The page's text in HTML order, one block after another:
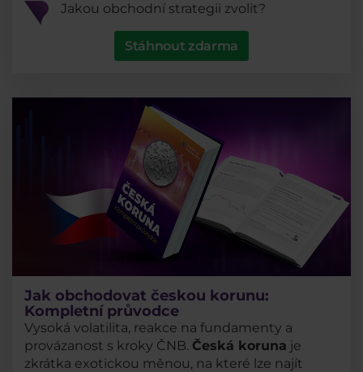
Jakou obchodní strategii zvolit?
Stáhnout zdarma
Jak obchodovat českou korunu:
Kompletní průvodce
Vysoká volatilita, reakce na fundamenty a
provázanost s kroky ČNB. Česká koruna je
zkrátka exotickou měnou, na které lze najít